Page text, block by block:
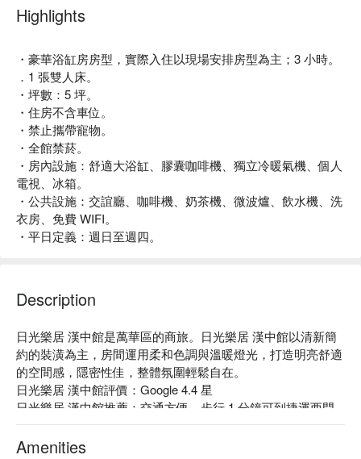
Highlights
・豪華浴缸房房型，實際入住以現場安排房型為主；3 小時。
．1 張雙人床。
・坪數：5 坪。
・住房不含車位。
・禁止攜帶寵物。
・全館禁菸。
・房內設施：舒適大浴缸、膠囊咖啡機、獨立冷暖氣機、個人
電視、冰箱。
・公共設施：交誼廳、咖啡機、奶茶機、微波爐、飲水機、洗
衣房、免費 WIFI。
・平日定義：週日至週四。
Description
日光樂居 漢中館是萬華區的商旅。日光樂居 漢中館以清新簡
約的裝潢為主，房間運用柔和色調與溫暖燈光，打造明亮舒適
的空間感，隱密性佳，整體氛圍輕鬆自在。
日光樂居 漢中館評價：Google 4.4 星
日光樂居 漢中館推薦：交通方便，步行 1 分鐘可到捷運西門
站。鄰近西門町商圈、西門紅樓、電影街等熱門景點，逛街美
食選擇豐富。
Amenities